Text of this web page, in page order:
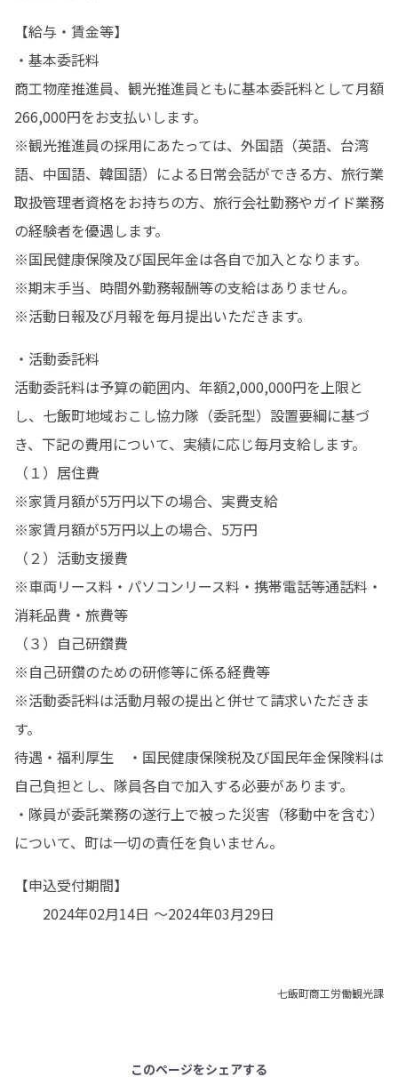
【給与・賃金等】
・基本委託料
商工物産推進員、観光推進員ともに基本委託料として月額
266,000円をお支払いします。
※観光推進員の採用にあたっては、外国語（英語、台湾
語、中国語、韓国語）による日常会話ができる方、旅行業
取扱管理者資格をお持ちの方、旅行会社勤務やガイド業務
の経験者を優遇します。
※国民健康保険及び国民年金は各自で加入となります。
※期末手当、時間外勤務報酬等の支給はありません。
※活動日報及び月報を毎月提出いただきます。
・活動委託料
活動委託料は予算の範囲内、年額2,000,000円を上限と
し、七飯町地域おこし協力隊（委託型）設置要綱に基づ
き、下記の費用について、実績に応じ毎月支給します。
（１）居住費
※家賃月額が5万円以下の場合、実費支給
※家賃月額が5万円以上の場合、5万円
（２）活動支援費
※車両リース料・パソコンリース料・携帯電話等通話料・
消耗品費・旅費等
（３）自己研鑽費
※自己研鑽のための研修等に係る経費等
※活動委託料は活動月報の提出と併せて請求いただきま
す。
待遇・福利厚生	・国民健康保険税及び国民年金保険料は
自己負担とし、隊員各自で加入する必要があります。
・隊員が委託業務の遂行上で被った災害（移動中を含む）
について、町は一切の責任を負いません。
【申込受付期間】
	2024年02月14日 ～2024年03月29日
七飯町商工労働観光課
このページをシェアする